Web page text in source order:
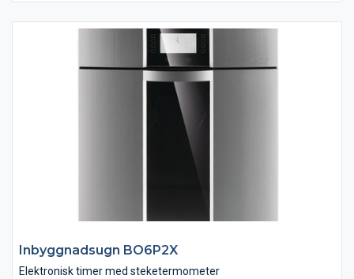
Inbyggnadsugn BO6P2X
Elektronisk timer med steketermometer